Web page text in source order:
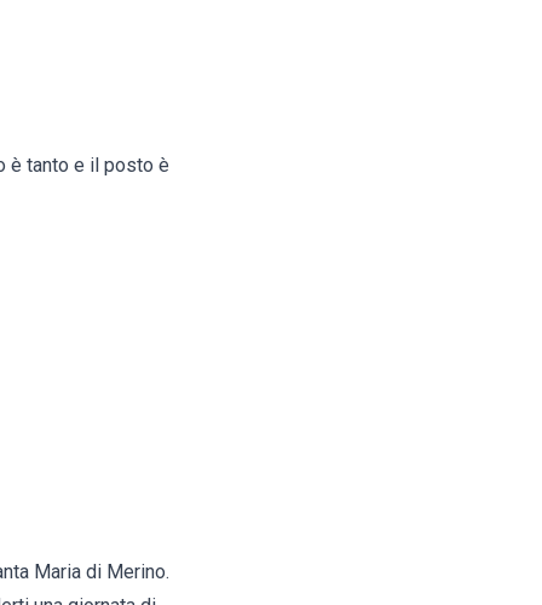
è tanto e il posto è
Maria di Merino.